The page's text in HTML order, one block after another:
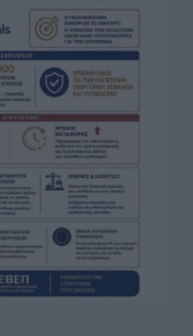
της
της
ως μία
των